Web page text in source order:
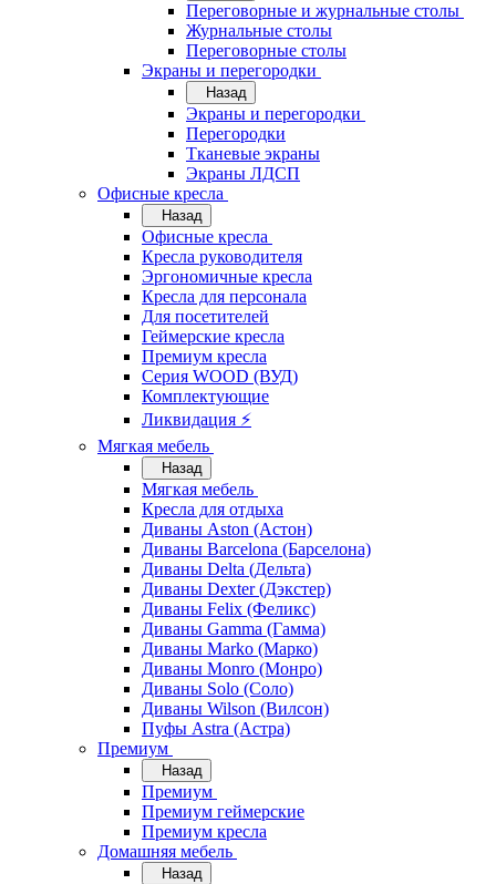
Переговорные и журнальные столы
Журнальные столы
Переговорные столы
Экраны и перегородки
Назад
Экраны и перегородки
Перегородки
Тканевые экраны
Экраны ЛДСП
Офисные кресла
Назад
Офисные кресла
Кресла руководителя
Эргономичные кресла
Кресла для персонала
Для посетителей
Геймерские кресла
Премиум кресла
Серия WOOD (ВУД)
Комплектующие
Ликвидация ⚡
Мягкая мебель
Назад
Мягкая мебель
Кресла для отдыха
Диваны Aston (Астон)
Диваны Barcelona (Барселона)
Диваны Delta (Дельта)
Диваны Dexter (Дэкстер)
Диваны Felix (Феликс)
Диваны Gamma (Гамма)
Диваны Marko (Марко)
Диваны Monro (Монро)
Диваны Solo (Соло)
Диваны Wilson (Вилсон)
Пуфы Astra (Астра)
Премиум
Назад
Премиум
Премиум геймерские
Премиум кресла
Домашняя мебель
Назад